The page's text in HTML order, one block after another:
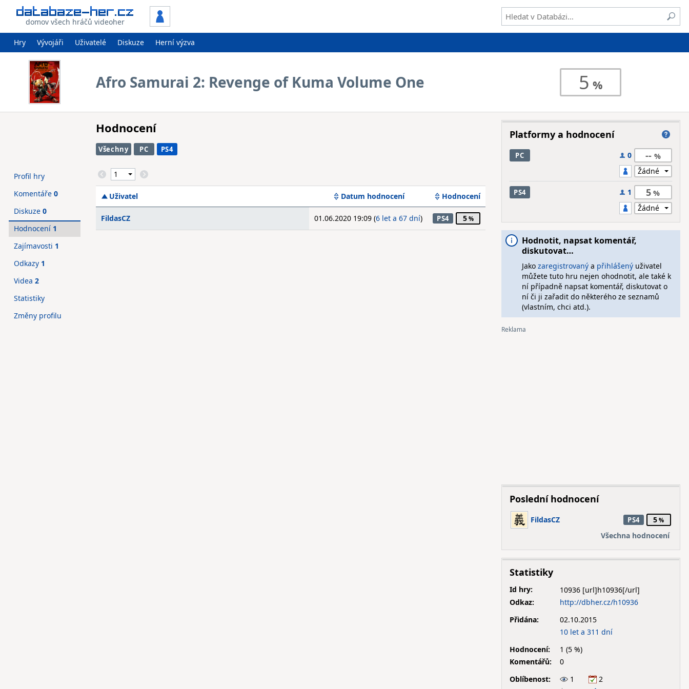
domov všech hráčů videoher
Hry Vývojáři Uživatelé Diskuze Herní výzva
Afro Samurai 2: Revenge of Kuma Volume One 5
Hodnocení
Všechny PC PS4
Uživatel Datum hodnocení Hodnocení
FildasCZ 01.06.2020 19:09 (6 let a 67 dní) PS4 5
Profil hry
Komentáře 0
Diskuze 0
Hodnocení 1
Zajímavosti 1
Odkazy 1
Videa 2
Statistiky
Změny profilu
Platformy a hodnocení
PC 0 --
PS4 1 5
Hodnotit, napsat komentář,
diskutovat…
Jako zaregistrovanýa přihlášenýuživatel
můžete tuto hru nejen ohodnotit, ale také k
ní případně napsat komentář, diskutovat o
ní či ji zařadit do některého ze seznamů
(vlastním, chci atd.).
Poslední hodnocení
FildasCZ PS4
5
Všechna hodnocení
Statistiky
Id hry:
10936
Odkaz:
http://dbher.cz/h10936
Přidána:
02.10.2015
10 let a 311 dní
Hodnocení:
1 (5 %)
Komentářů:
0
Oblíbenost:
1
2